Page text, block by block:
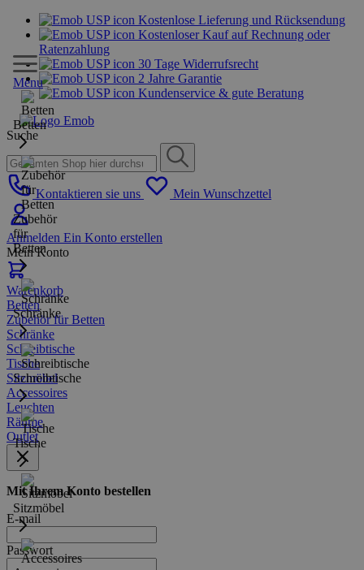
Kostenlose Lieferung und Rücksendung
Kostenloser Kauf auf Rechnung oder
Ratenzahlung
30 Tage Widerrufsrecht
2 Jahre Garantie
Kundenservice & gute Beratung
Suche
Kontaktieren sie uns Mein Wunschzettel
Anmelden Ein Konto erstellen
Mein Konto
Warenkorb
Menu
Betten
Zubehör
für
Betten
Schränke
Schreibtische
Tische
Sitzmöbel
Betten
Zubehör für Betten
Schränke
Schreibtische
Tische
Sitzmöbel
Accessoires
Leuchten
Räume
Outlet
Mit Ihrem Konto bestellen
E-mail
Passwort